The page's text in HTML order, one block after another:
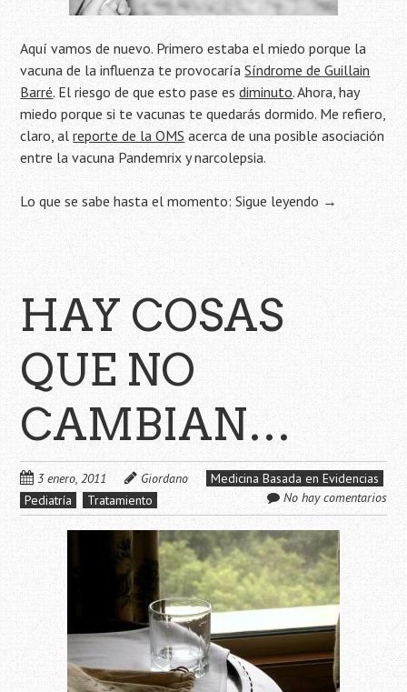
Aquí vamos de nuevo. Primero estaba el miedo porque la
vacuna de la influenza te provocaríaSíndrome de Guillain
Barré. El riesgo de que esto pase esdiminuto. Ahora, hay
miedo porque si te vacunas te quedarás dormido. Me refiero,
claro, alreporte de la OMS acerca de una posible asociación
entre la vacuna Pandemrix y narcolepsia.
Lo que se sabe hasta el momento:Sigue leyendo →
HAY COSAS
QUE NO
CAMBIAN…
3 enero, 2011 Giordano
Medicina Basada en Evidencias
Pediatría
Tratamiento No hay comentarios